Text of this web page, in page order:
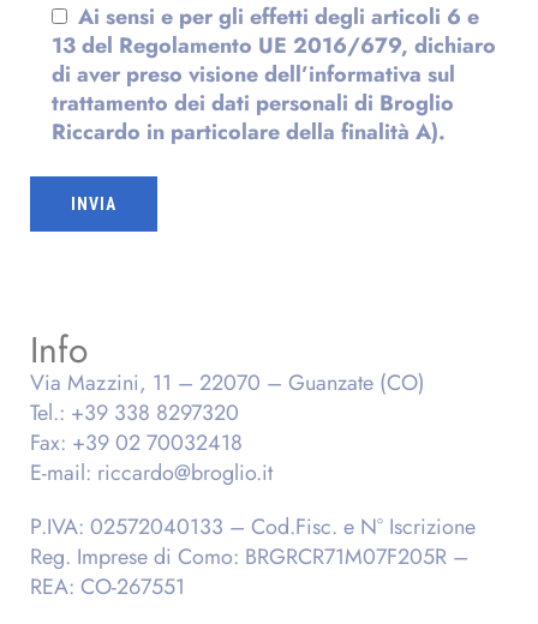
Ai sensi e per gli effetti degli articoli 6 e
13 del Regolamento UE 2016/679, dichiaro
di aver preso visione dell’informativa sul
trattamento dei dati personali di Broglio
Riccardo in particolare della finalità A).
Info
Via Mazzini, 11 – 22070 – Guanzate (CO)
Tel.: +39 338 8297320
Fax: +39 02 70032418
E-mail: riccardo@broglio.it
P.IVA: 02572040133 – Cod.Fisc. e N° Iscrizione
Reg. Imprese di Como: BRGRCR71M07F205R –
REA: CO-267551